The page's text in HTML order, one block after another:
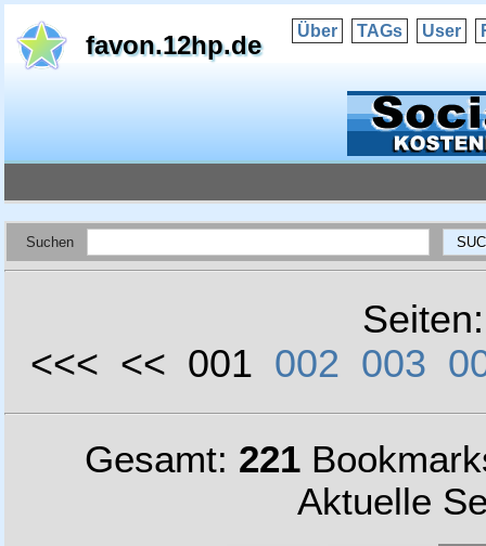
favon.12hp.de Über TAGs User
Suchen
<<< << 001 002 003
Gesamt: 221
Aktuelle